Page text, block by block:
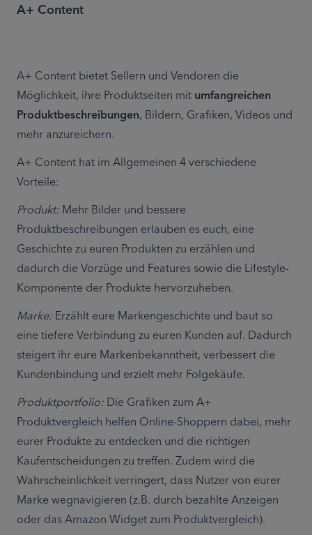
A+ Content
A+ Content bietet Sellern und Vendoren die
Möglichkeit, ihre Produktseiten mit umfangreichen
Produktbeschreibungen, Bildern, Grafiken, Videos und
mehr anzureichern.
A+ Content hat im Allgemeinen 4 verschiedene
Vorteile:
Produkt: Mehr Bilder und bessere
Produktbeschreibungen erlauben es euch, eine
Geschichte zu euren Produkten zu erzählen und
dadurch die Vorzüge und Features sowie die Lifestyle-
Komponente der Produkte hervorzuheben.
Marke: Erzählt eure Markengeschichte und baut so
eine tiefere Verbindung zu euren Kunden auf. Dadurch
steigert ihr eure Markenbekanntheit, verbessert die
Kundenbindung und erzielt mehr Folgekäufe.
Produktportfolio: Die Grafiken zum A+
Produktvergleich helfen Online-Shoppern dabei, mehr
eurer Produkte zu entdecken und die richtigen
Kaufentscheidungen zu treffen. Zudem wird die
Wahrscheinlichkeit verringert, dass Nutzer von eurer
Marke wegnavigieren (z.B. durch bezahlte Anzeigen
oder das Amazon Widget zum Produktvergleich).